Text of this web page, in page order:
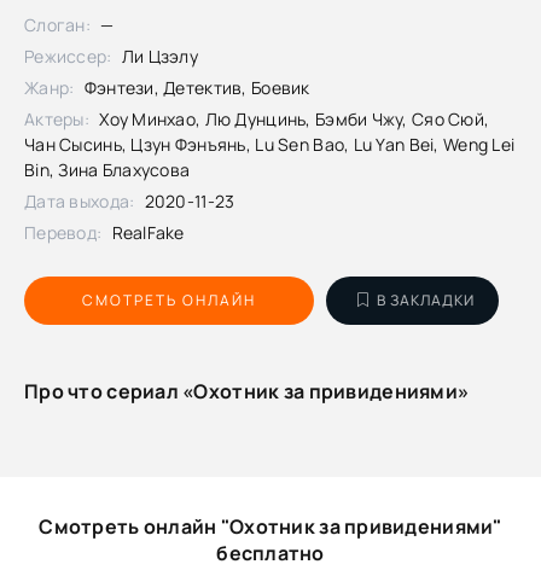
СМОТРЕТЬ ОНЛАЙН В ЗАКЛАДКИ
Слоган: —
Режиссер: Ли Цзэлу
Жанр: Фэнтези, Детектив, Боевик
Актеры: Хоу Минхао, Лю Дунцинь, Бэмби Чжу, Сяо Сюй,
Чан Сысинь, Цзун Фэнъянь, Lu Sen Bao, Lu Yan Bei, Weng Lei
Bin, Зина Блахусова
Дата выхода: 2020-11-23
Перевод: RealFake
Про что сериал «Охотник за привидениями»
Смотреть онлайн "Охотник за привидениями"
бесплатно